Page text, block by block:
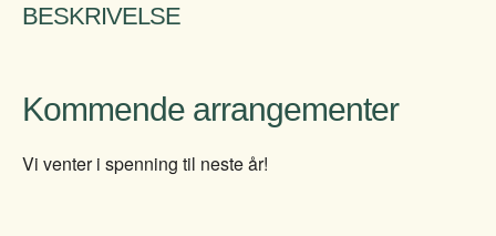
BESKRIVELSE
Kommende arrangementer
Vi venter i spenning til neste år!